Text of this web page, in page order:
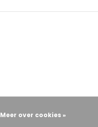
Meer over cookies »